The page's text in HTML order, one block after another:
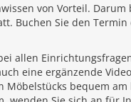
von Vorteil. Darum
Buchen Sie den
allen
eine ergänzende
Möbelstücks bequem am